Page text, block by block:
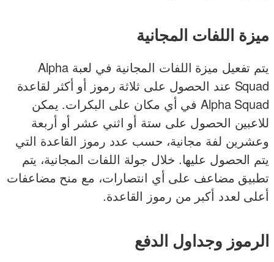
ميزة اللفات المجانية
يتم تفعيل ميزة اللفات المجانية في لعبة Alpha
Squad عند الحصول على ثلاثة رموز أو أكثر لقاعدة
Alpha Squad في أي مكان على البكرات. يمكن
للاعبين الحصول على ستة أو اثني عشر أو أربعة
وعشرين لفة مجانية، حسب عدد رموز القاعدة التي
يتم الحصول عليها. خلال جولة اللفات المجانية، يتم
تطبيق مضاعف على أي انتصارات، مع منح مضاعفات
أعلى لعدد أكبر من رموز القاعدة.
الرموز وجداول الدفع